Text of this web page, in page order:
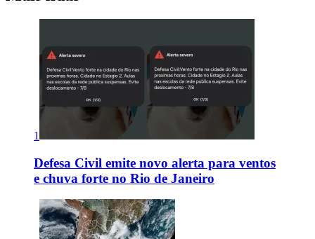
1
Defesa Civil emite novo alerta para ventos
e chuva forte no Rio de Janeiro